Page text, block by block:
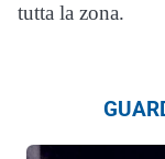
tutta la zona.